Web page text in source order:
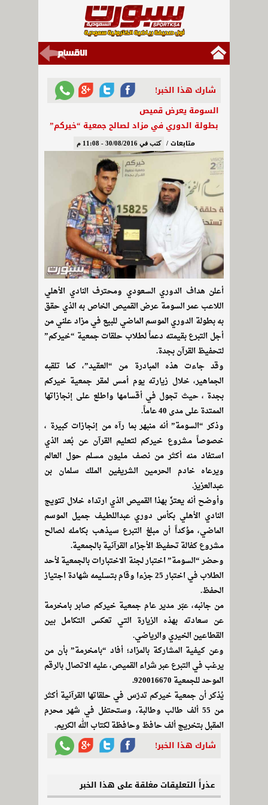
شارك هذا الخبر!
السومة يعرض قميص
بطولة الدوري في مزاد لصالح جمعية “خيركم”
متابعات / كتب في 30/08/2016 - 11:08 م
أعلن هداف الدوري السعودي ومحترف النادي الأهلي
اللاعب عمر السومة عرض القميص الخاص به الذي حقق
به بطولة الدوري الموسم الماضي للبيع في مزاد علني من
أجل التبرع بقيمته دعماً لطلاب حلقات جمعية “خيركم”
لتحفيظ القرآن بجدة.
وقد جاءت هذه المبادرة من “العقيد”، كما تلقبه
الجماهير، خلال زيارته يوم أمس لمقر جمعية خيركم
بجدة ، حيث تجول في أقسامها واطلع على إنجازاتها
الممتدة على مدى 40 عاماً.
وذكر “السومة” أنه منبهر بما رآه من إنجازات كبيرة ،
خصوصاً مشروع خيركم لتعليم القرآن عن بُعد الذي
استفاد منه أكثر من نصف مليون مسلم حول العالم
ويرعاه خادم الحرمين الشريفين الملك سلمان بن
عبدالعزيز.
وأوضح أنه يعتزّ بهذا القميص الذي ارتداه خلال تتويج
النادي الأهلي بكأس دوري عبداللطيف جميل الموسم
الماضي، مؤكداً أن مبلغ التبرع سيذهب بكامله لصالح
مشروع كفالة تحفيظ الأجزاء القرآنية بالجمعية.
وحضر “السومة” اختبار لجنة الاختبارات بالجمعية لأحد
الطلاب في اختبار 25 جزءا وقام بتسليمه شهادة اجتياز
الحفظ.
من جانبه، عبّر مدير عام جمعية خيركم صابر بامخرمة
عن سعادته بهذه الزيارة التي تعكس التكامل بين
القطاعين الخيري والرياضي.
وعن كيفية المشاركة بالمزاد؛ أفاد “بامخرمة” بأن من
يرغب في التبرع عبر شراء القميص، عليه الاتصال بالرقم
الموحد للجمعية 920016670.
يُذكر أن جمعية خيركم تدرّس في حلقاتها القرآنية أكثر
من 55 ألف طالب وطالبة، وستحتفل في شهر محرم
المقبل بتخريج ألف حافظ وحافظة لكتاب الله الكريم.
شارك هذا الخبر!
عذراً التعليقات مغلقة على هذا الخبر